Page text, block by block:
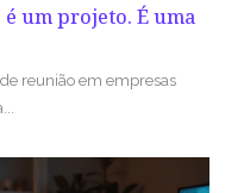
um projeto. É uma
reunião em empresas